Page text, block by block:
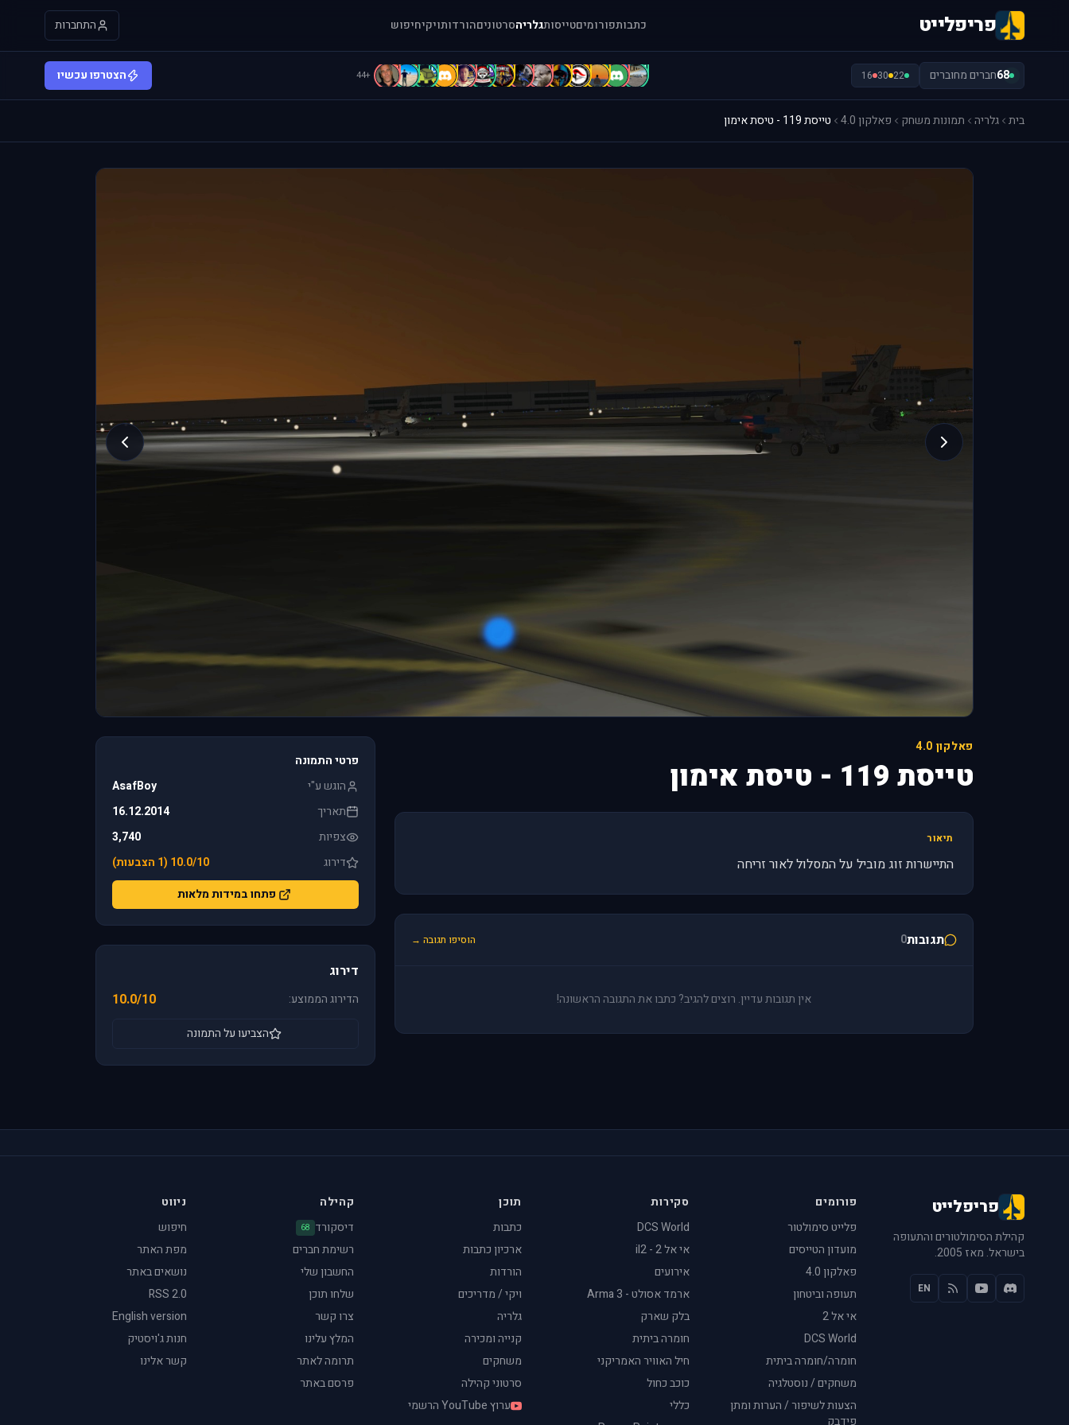
פריפלייט כתבותפורומיםטייסותגלריהסרטוניםהורדותויקיחיפוש התחברות
68חברים מחוברים 22
30
16
[
a
A
A
A
A
A
b
b
B
B
C
d
d
+44 הצטרפו עכשיו
בית גלריה תמונות משחק פאלקון 4.0 טייסת 119 - טיסת אימון
פאלקון 4.0
טייסת 119 - טיסת אימון
תיאור
התיישרות זוג מוביל על המסלול לאור זריחה
תגובות0 הוסיפו תגובה →
אין תגובות עדיין. רוצים להגיב? כתבו את התגובה הראשונה!
פרטי התמונה
הוגש ע"י
AsafBoy
תאריך
16.12.2014
צפיות
3,740
דירוג
10.0/10 (1 הצבעות)
פתחו במידות מלאות
דירוג
הדירוג הממוצע: 10.0/10
הצביעו על התמונה
פריפלייט
קהילת הסימולטורים והתעופה
בישראל. מאז 2005.
EN
פורומים
פלייט סימולטור
מועדון הטייסים
פאלקון 4.0
תעופה וביטחון
אי אל 2
DCS World
חומרה/חומרה ביתית
משחקים / נוסטלגיה
הצעות לשיפור / הערות ומתן
פידבק
סקירות
DCS World
אי אל 2 - il2
אירועים
ארמד אסולט - Arma 3
בלק שארק
חומרה ביתית
חיל האוויר האמריקני
כוכב כחול
כללי
תוכן
כתבות
ארכיון כתבות
הורדות
ויקי / מדריכים
גלריה
קנייה ומכירה
משחקים
סרטוני קהילה
ערוץ YouTube הרשמי
קהילה
דיסקורד 68
רשימת חברים
החשבון שלי
שלחו תוכן
צרו קשר
המלץ עלינו
תרומה לאתר
פרסם באתר
ניווט
חיפוש
מפת האתר
נושאים באתר
RSS 2.0
English version
חנות ג'ויסטיק
קשר אלינו